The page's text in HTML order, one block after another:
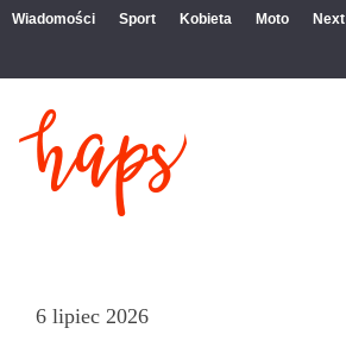
Wiadomości Sport Kobieta Moto Next
6 lipiec 2026